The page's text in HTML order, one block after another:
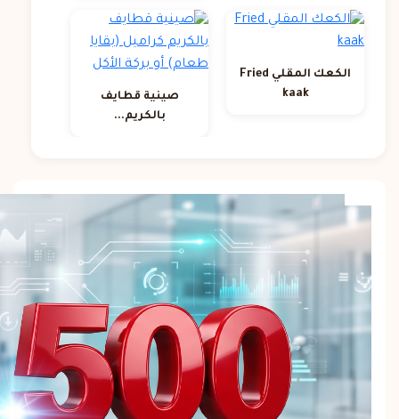
الكعك المقلي Fried
kaak
صينية قطايف
بالكريم...